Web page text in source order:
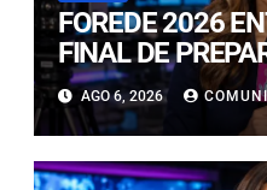
FOREDE 2026
FINAL DE
NUEVAS
ACCESO Y
ATACAMA
AGO 6, 2026